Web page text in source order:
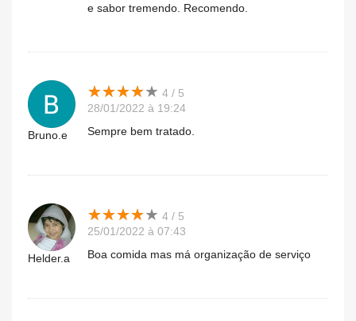
e sabor tremendo. Recomendo.
Bruno.e
★★★★★
★★★★★ 4 / 5
28/01/2022 à 19:24
Sempre bem tratado.
Helder.a
★★★★★
★★★★★ 4 / 5
25/01/2022 à 07:43
Boa comida mas má organização de serviço